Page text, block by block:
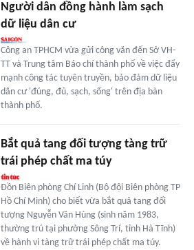
Người dân đồng hành làm sạch
dữ liệu dân cư
Công an TPHCM vừa gửi công văn đến Sở VH-
TT và Trung tâm Báo chí thành phố về việc đẩy
mạnh công tác tuyên truyền, bảo đảm dữ liệu
dân cư 'đúng, đủ, sạch, sống' trên địa bàn
thành phố.
Bắt quả tang đối tượng tàng trữ
trái phép chất ma túy
Đồn Biên phòng Chí Linh (Bộ đội Biên phòng TP
Hồ Chí Minh) cho biết vừa bắt quả tang đối
tượng Nguyễn Văn Hùng (sinh năm 1983,
thường trú tại phường Sông Trí, tỉnh Hà Tĩnh)
về hành vi tàng trữ trái phép chất ma túy.